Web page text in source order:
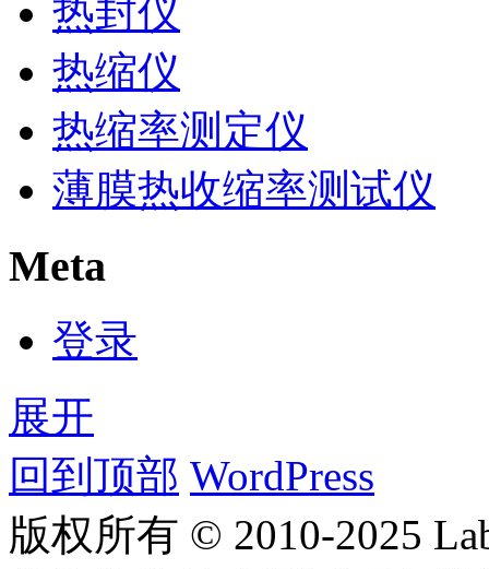
热封仪
热缩仪
热缩率测定仪
薄膜热收缩率测试仪
Meta
登录
展开
回到顶部 WordPress
版权所有 © 2010-2025